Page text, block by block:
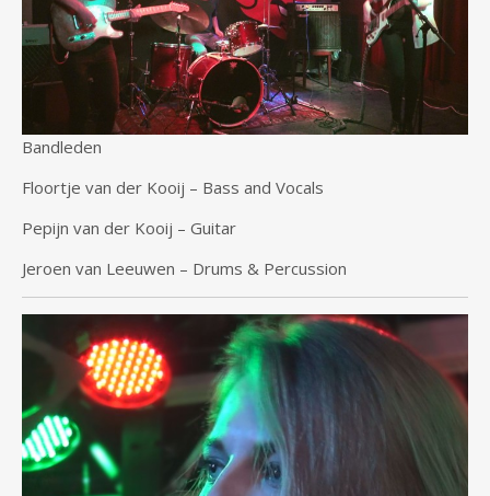
Bandleden
Floortje van der Kooij – Bass and Vocals
Pepijn van der Kooij – Guitar
Jeroen van Leeuwen – Drums & Percussion